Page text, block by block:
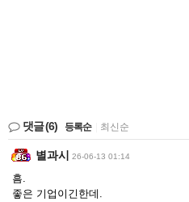
댓글(6) 등록순 최신순
별과시 26-06-13 01:14
흠.
좋은 기업이긴한데.